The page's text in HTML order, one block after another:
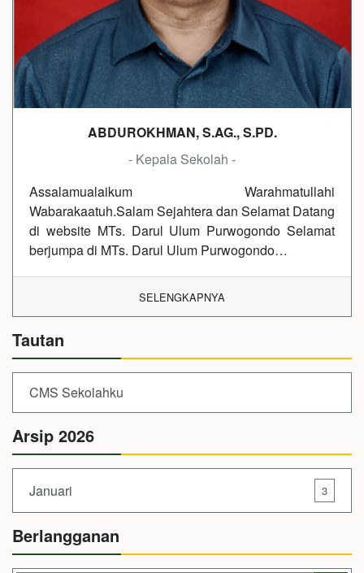
ABDUROKHMAN, S.AG., S.PD.
- Kepala Sekolah -
Assalamualaikum Warahmatullahi
Wabarakaatuh.Salam Sejahtera dan Selamat Datang
di website MTs. Darul Ulum Purwogondo Selamat
berjumpa di MTs. Darul Ulum Purwogondo…
SELENGKAPNYA
Tautan
CMS Sekolahku
Arsip 2026
Januari 3
Berlangganan